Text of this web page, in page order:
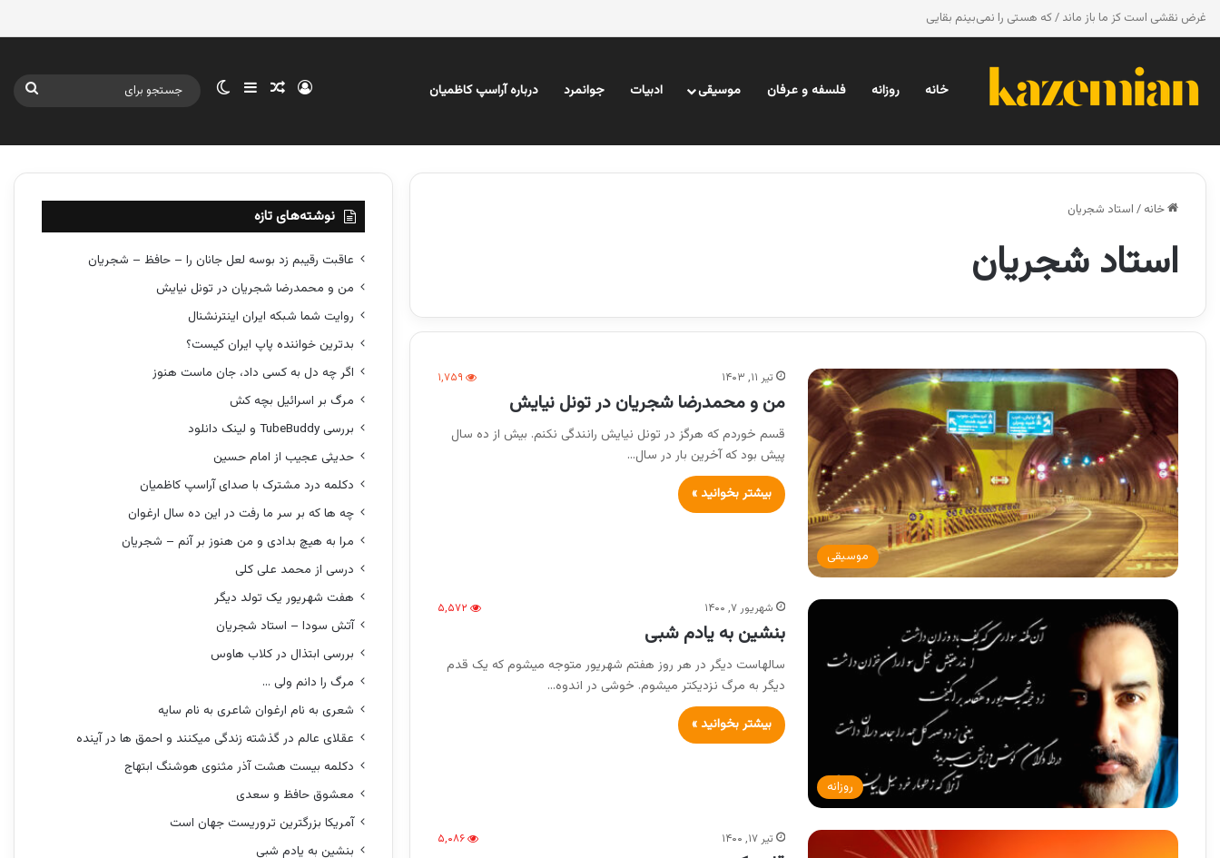
غرض نقشی است کز ما باز ماند / که هستی را نمی‌بینم بقایی
خانه روزانه فلسفه و عرفان موسیقی ادبیات جوانمرد درباره آراسپ کاظمیان ورود نوشته تصادفی
سایدبار تغییر پوسته
خانه / استاد شجریان
استاد شجریان
موسیقی
تیر ۱۱, ۱۴۰۳ ۱,۷۵۹
من و محمدرضا شجریان در تونل نیایش
قسم خوردم که هرگز در تونل نیایش رانندگی نکنم. بیش از ده سال
پیش بود که آخرین بار در سال…
بیشتر بخوانید »
روزانه
شهریور ۷, ۱۴۰۰ ۵,۵۷۲
بنشین به یادم شبی
سالهاست دیگر در هر روز هفتم شهریور متوجه میشوم که یک قدم
دیگر به مرگ نزدیکتر میشوم. خوشی در اندوه…
بیشتر بخوانید »
تیر ۱۷, ۱۴۰۰ ۵,۰۸۶
نوشته‌های تازه
عاقبت رقیبم زد بوسه لعل جانان را – حافظ – شجریان
من و محمدرضا شجریان در تونل نیایش
روایت شما شبکه ایران اینترنشنال
بدترین خواننده پاپ ایران کیست؟
اگر چه دل به کسی داد، جان ماست هنوز
مرگ بر اسرائیل بچه کش
بررسی TubeBuddy و لینک دانلود
حدیثی عجیب از امام حسین
دکلمه درد مشترک با صدای آراسپ کاظمیان
چه ها که بر سر ما رفت در این ده سال ارغوان
مرا به هیچ بدادی و من هنوز بر آنم – شجریان
درسی از محمد علی کلی
هفت شهریور یک تولد دیگر
آتش سودا – استاد شجریان
بررسی ابتذال در کلاب هاوس
مرگ را دانم ولی …
شعری به نام ارغوان شاعری به نام سایه
عقلای عالم در گذشته زندگی میکنند و احمق ها در آینده
دکلمه بیست هشت آذر مثنوی هوشنگ ابتهاج
معشوق حافظ و سعدی
آمریکا بزرگترین تروریست جهان است
بنشین به یادم شبی